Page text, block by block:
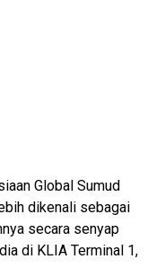
Global Sumud
dikenali sebagai
secara senyap
di KLIA Terminal 1,